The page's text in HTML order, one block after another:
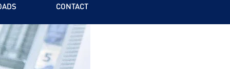
CONTACT